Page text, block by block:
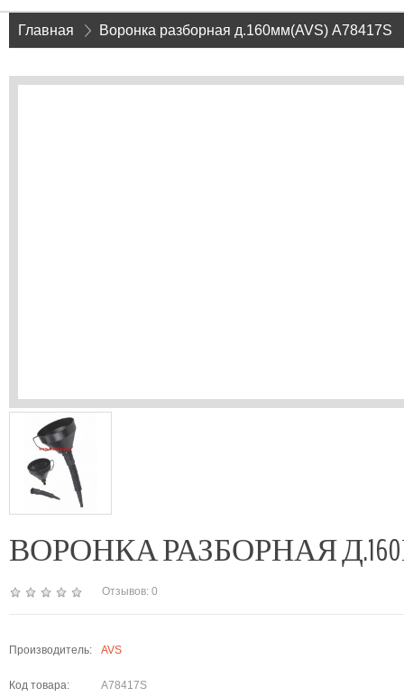
Главная » Воронка разборная д.160мм(AVS) A78417S
ВОРОНКА РАЗБОРНАЯ
Отзывов: 0
Производитель: AVS
Код товара: A78417S